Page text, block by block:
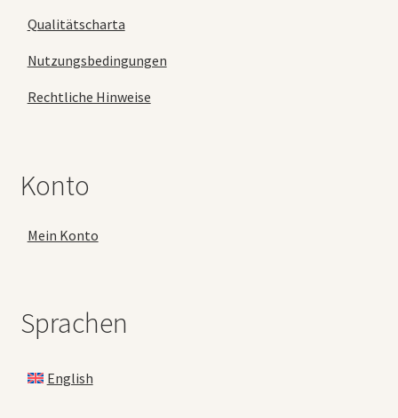
Qualitätscharta
Nutzungsbedingungen
Rechtliche Hinweise
Konto
Mein Konto
Sprachen
English